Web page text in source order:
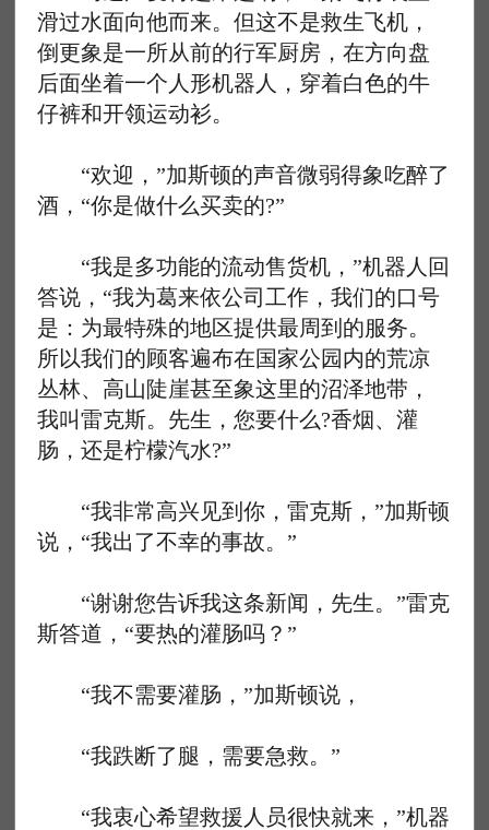
滑过水面向他而来。但这不是救生飞机，
倒更象是一所从前的行军厨房，在方向盘
后面坐着一个人形机器人，穿着白色的牛
仔裤和开领运动衫。
“欢迎，”加斯顿的声音微弱得象吃醉了
酒，“你是做什么买卖的?”
“我是多功能的流动售货机，”机器人回
答说，“我为葛来依公司工作，我们的口号
是：为最特殊的地区提供最周到的服务。
所以我们的顾客遍布在国家公园内的荒凉
丛林、高山陡崖甚至象这里的沼泽地带，
我叫雷克斯。先生，您要什么?香烟、灌
肠，还是柠檬汽水?”
“我非常高兴见到你，雷克斯，”加斯顿
说，“我出了不幸的事故。”
“谢谢您告诉我这条新闻，先生。”雷克
斯答道，“要热的灌肠吗？”
“我不需要灌肠，”加斯顿说，
“我跌断了腿，需要急救。”
“我衷心希望救援人员很快就来，”机器